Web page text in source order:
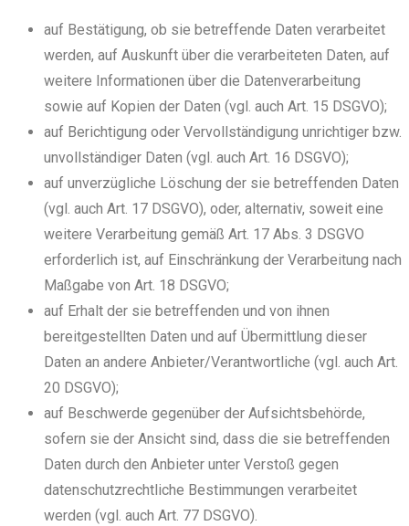
auf Bestätigung, ob sie betreffende Daten verarbeitet
werden, auf Auskunft über die verarbeiteten Daten, auf
weitere Informationen über die Datenverarbeitung
sowie auf Kopien der Daten (vgl. auch Art. 15 DSGVO);
auf Berichtigung oder Vervollständigung unrichtiger bzw.
unvollständiger Daten (vgl. auch Art. 16 DSGVO);
auf unverzügliche Löschung der sie betreffenden Daten
(vgl. auch Art. 17 DSGVO), oder, alternativ, soweit eine
weitere Verarbeitung gemäß Art. 17 Abs. 3 DSGVO
erforderlich ist, auf Einschränkung der Verarbeitung nach
Maßgabe von Art. 18 DSGVO;
auf Erhalt der sie betreffenden und von ihnen
bereitgestellten Daten und auf Übermittlung dieser
Daten an andere Anbieter/Verantwortliche (vgl. auch Art.
20 DSGVO);
auf Beschwerde gegenüber der Aufsichtsbehörde,
sofern sie der Ansicht sind, dass die sie betreffenden
Daten durch den Anbieter unter Verstoß gegen
datenschutzrechtliche Bestimmungen verarbeitet
werden (vgl. auch Art. 77 DSGVO).